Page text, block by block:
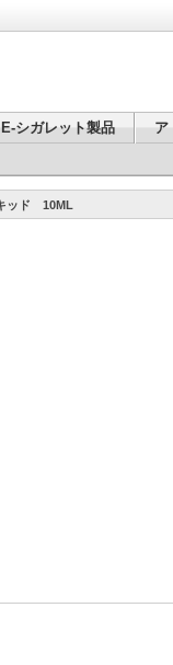
E-シガレット製品
ア
ッド 10ML